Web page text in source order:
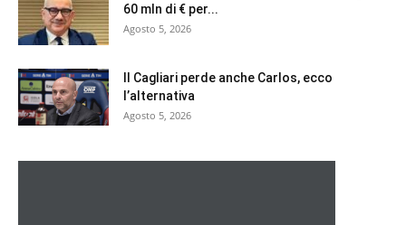
60 mln di € per...
Agosto 5, 2026
Il Cagliari perde anche Carlos, ecco
l’alternativa
Agosto 5, 2026